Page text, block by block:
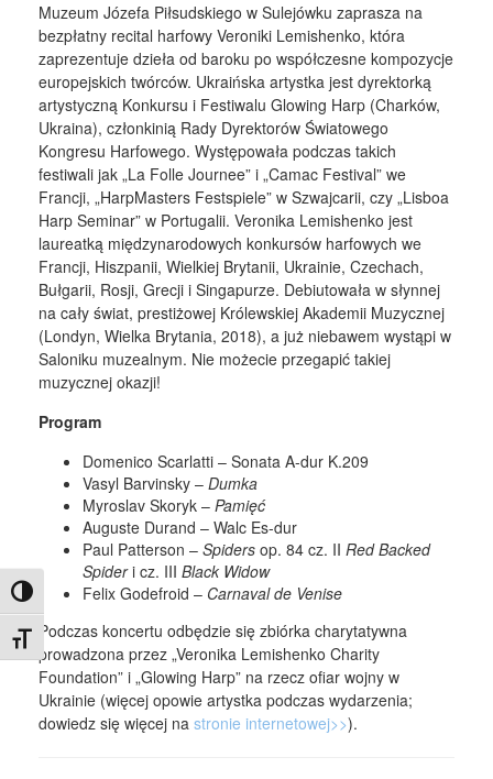
Toggle High Contrast
Toggle Font size
Muzeum Józefa Piłsudskiego w Sulejówku zaprasza na
bezpłatny recital harfowy Veroniki Lemishenko, która
zaprezentuje dzieła od baroku po współczesne kompozycje
europejskich twórców. Ukraińska artystka jest dyrektorką
artystyczną Konkursu i Festiwalu Glowing Harp (Charków,
Ukraina), członkinią Rady Dyrektorów Światowego
Kongresu Harfowego. Występowała podczas takich
festiwali jak „La Folle Journee” i „Camac Festival” we
Francji, „HarpMasters Festspiele” w Szwajcarii, czy „Lisboa
Harp Seminar” w Portugalii. Veronika Lemishenko jest
laureatką międzynarodowych konkursów harfowych we
Francji, Hiszpanii, Wielkiej Brytanii, Ukrainie, Czechach,
Bułgarii, Rosji, Grecji i Singapurze. Debiutowała w słynnej
na cały świat, prestiżowej Królewskiej Akademii Muzycznej
(Londyn, Wielka Brytania, 2018), a już niebawem wystąpi w
Saloniku muzealnym. Nie możecie przegapić takiej
muzycznej okazji!
Program
Domenico Scarlatti – Sonata A-dur K.209
Vasyl Barvinsky – Dumka
Myroslav Skoryk – Pamięć
Auguste Durand – Walc Es-dur
Paul Patterson – Spiders op. 84 cz. II Red Backed
Spideri cz. III Black Widow
Felix Godefroid – Carnaval de Venise
Podczas koncertu odbędzie się zbiórka charytatywna
prowadzona przez „Veronika Lemishenko Charity
Foundation” i „Glowing Harp” na rzecz ofiar wojny w
Ukrainie (więcej opowie artystka podczas wydarzenia;
dowiedz się więcej na stronie internetowej>>).